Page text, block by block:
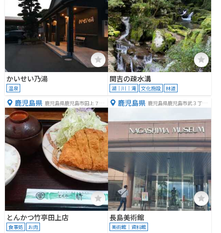
かいせい乃湯
温泉
関吉の疎水溝
湖｜川｜滝 文化施設 林道
鹿児島県 鹿児島県鹿児島市田上７丁
目２−１４
とんかつ竹亭田上店
食事処 お肉
鹿児島県 鹿児島県鹿児島市武３丁目
長島美術館
美術館｜資料館